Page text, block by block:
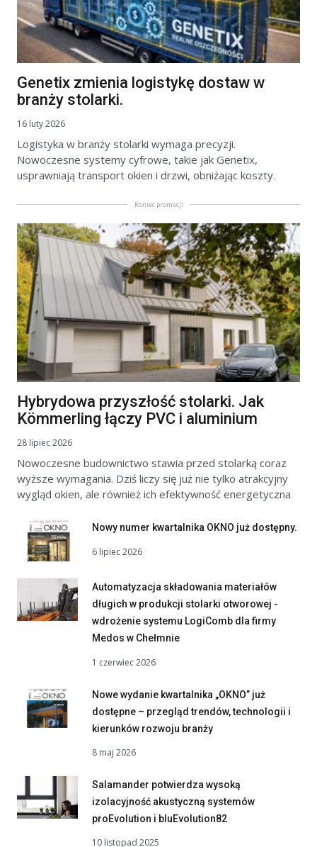
Genetix zmienia logistykę dostaw w
branży stolarki.
16 luty 2026
Logistyka w branży stolarki wymaga precyzji.
Nowoczesne systemy cyfrowe, takie jak Genetix,
usprawniają transport okien i drzwi, obniżając koszty.
Koniec promocji
Hybrydowa przyszłość stolarki. Jak
Kömmerling łączy PVC i aluminium
28 lipiec 2026
Nowoczesne budownictwo stawia przed stolarką coraz
wyższe wymagania. Dziś liczy się już nie tylko atrakcyjny
wygląd okien, ale również ich efektywność energetyczna
Nowy numer kwartalnika OKNO już dostępny.
6 lipiec 2026
Automatyzacja składowania materiałów
długich w produkcji stolarki otworowej -
wdrożenie systemu LogiComb dla firmy
Medos w Chełmnie
1 czerwiec 2026
Nowe wydanie kwartalnika „OKNO” już
dostępne – przegląd trendów, technologii i
kierunków rozwoju branży
8 maj 2026
Salamander potwierdza wysoką
izolacyjność akustyczną systemów
proEvolution i bluEvolution82
10 listopad 2025